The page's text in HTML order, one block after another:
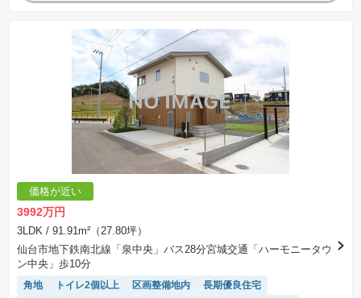
価格が近い
3992万円
3LDK / 91.91m²（27.80坪）
仙台市地下鉄南北線「泉中央」バス28分宮城交通「ハーモニータウ
ン中央」歩10分
角地 トイレ2個以上 区画整備地内
長期優良住宅